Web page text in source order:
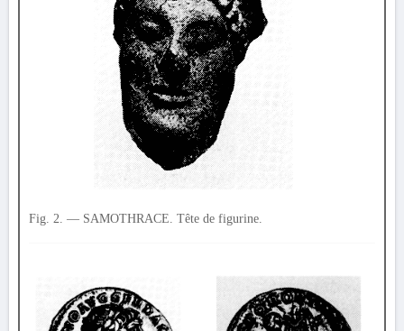
Fig. 2. — SAMOTHRACE. Tête de figurine.